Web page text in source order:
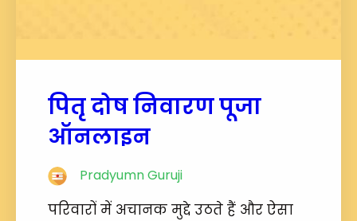
पितृ दोष निवारण पूजा
ऑनलाइन
Pradyumn Guruji
परिवारों में अचानक मुद्दे उठते हैं और ऐसा